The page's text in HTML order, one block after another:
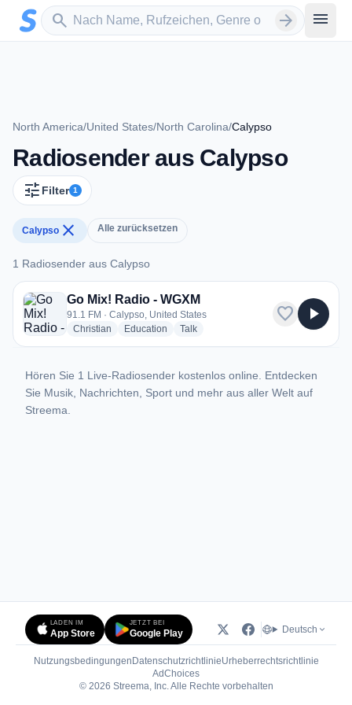
Zum Hauptinhalt springen
search
Sender suchen arrow_forward menu
North America/United States/North Carolina/Calypso
Radiosender aus Calypso
tune Filter 1
Calypso close Alle zurücksetzen
1 Radiosender aus Calypso
1 Radiosender aus Calypso
Go Mix! Radio - WGXM
91.1 FM · Calypso, United States
Christian radio stations
Education radio stations
Talkradio stations
favorite play_arrow
Hören Sie 1 Live-Radiosender kostenlos online. Entdecken
Sie Musik, Nachrichten, Sport und mehr aus aller Welt auf
Streema.
LADEN IM
App Store
JETZT BEI
Google Play Deutsch
Nutzungsbedingungen DatenschutzrichtlinieUrheberrechtsrichtlinie
AdChoices(öffnet in neuem Tab)
© 2026 Streema, Inc. Alle Rechte vorbehalten